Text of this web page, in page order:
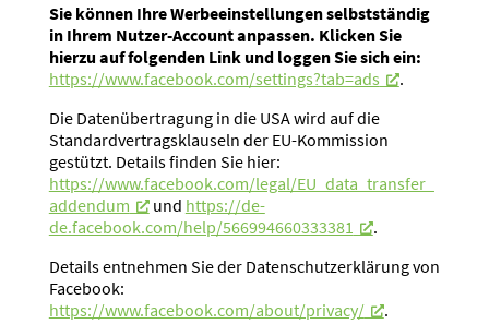
Sie können Ihre Werbe­ein­stel­lungen selbst­ständig
in Ihrem Nutzer-Account anpassen. Klicken Sie
hierzu auf folgenden Link und loggen Sie sich ein:
https://www.facebook.com/settings?tab=ads
.
Die Daten­über­tragung in die USA wird auf die
Standard­ver­trags­klauseln der EU-Kommission
gestützt. Details finden Sie hier:
https://www.facebook.com/legal/EU_data_transfer_
addendum
und https://de-
de.facebook.com/help/566994660333381
.
Details entnehmen Sie der Daten­schutz­er­klärung von
Facebook:
https://www.facebook.com/about/privacy/
.